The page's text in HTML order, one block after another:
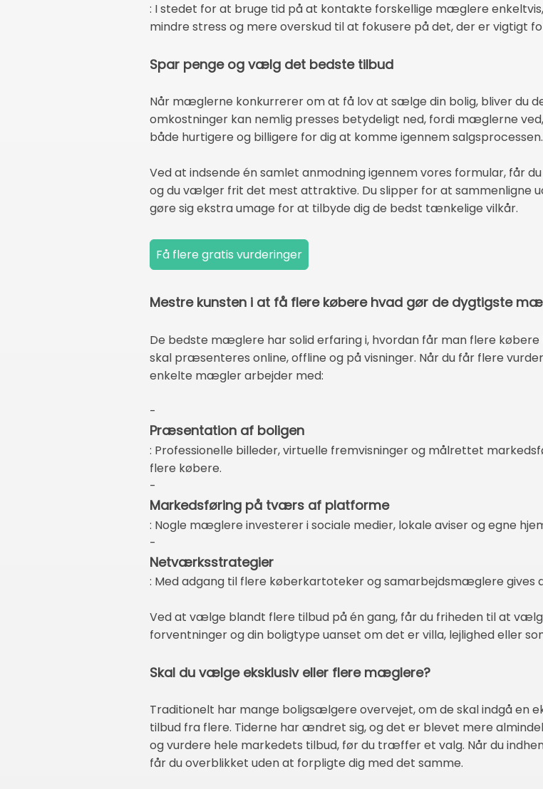
: I stedet for at bruge tid på at kontakte forskellige mæglere
mindre stress og mere overskud til at fokusere på det, der er vigtigt
Spar penge og vælg det bedste tilbud
Når mæglerne konkurrerer om at få lov at sælge din bolig, bliver du
omkostninger kan nemlig presses betydeligt ned, fordi mæglerne
både hurtigere og billigere for dig at komme igennem salgsprocessen.
Ved at indsende én samlet anmodning igennem vores formular, får
og du vælger frit det mest attraktive. Du slipper for at sammenligne
gøre sig ekstra umage for at tilbyde dig de bedst tænkelige vilkår.
Mestre kunsten i at få flere købere hvad gør de dygtigste
De bedste mæglere har solid erfaring i, hvordan får man flere
skal præsenteres online, offline og på visninger. Når du får flere
enkelte mægler arbejder med:
-
Præsentation af boligen
: Professionelle billeder, virtuelle fremvisninger og målrettet
flere købere.
-
Markedsføring på tværs af platforme
: Nogle mæglere investerer i sociale medier, lokale aviser og egne
-
Netværksstrategier
: Med adgang til flere køberkartoteker og samarbejdsmæglere gives
Ved at vælge blandt flere tilbud på én gang, får du friheden til at
forventninger og din boligtype uanset om det er villa, lejlighed eller
Skal du vælge eksklusiv eller flere mæglere?
Traditionelt har mange boligsælgere overvejet, om de skal indgå en
tilbud fra flere. Tiderne har ændret sig, og det er blevet mere
og vurdere hele markedets tilbud, før du træffer et valg. Når du
får du overblikket uden at forpligte dig med det samme.